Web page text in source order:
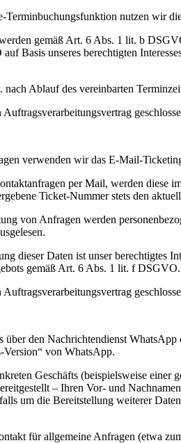
Terminbuchungsfunktion nutzen wir
gemäß Art. 6 Abs. 1 lit. b
Basis unseres berechtigten
Ablauf des vereinbarten
verwenden wir das E-Mail-
per Mail, werden diese
Ticket-Nummer stets den
von Anfragen werden
dieser Daten ist unser berechtigtes
gemäß Art. 6 Abs. 1 lit. f DSGVO.
über den Nachrichtendienst
Version“ von WhatsApp.
Geschäfts (beispielsweise
– Ihren Vor- und
um die Bereitstellung weiterer
für allgemeine Anfragen (etwa